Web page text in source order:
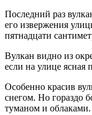
Последний раз
его извержения
пятнадцати
Вулкан видно из
если на улице ясная
Особенно красив
снегом. Но гораздо
туманом и